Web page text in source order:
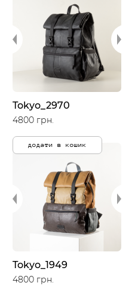
Tokyo_2970
4800 грн.
додати в кошик
Tokyo_1949
4800 грн.